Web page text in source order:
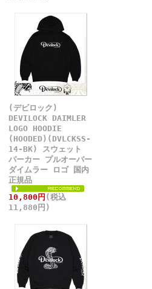
(デビロック)
DEVILOCK DAIMLER
LOGO HOODIE
(HOODED)(DVLCKSS-
14-BK) スウェット
パーカー プルオーバー
ダイムラー ロゴ 国内
正規品
10,800円 (税込
11,880円)